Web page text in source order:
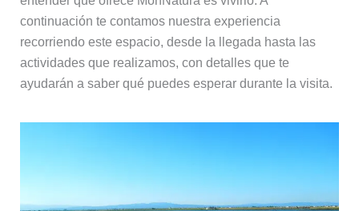
continuación te contamos nuestra experiencia
recorriendo este espacio, desde la llegada hasta las
actividades que realizamos, con detalles que te
ayudarán a saber qué puedes esperar durante la visita.